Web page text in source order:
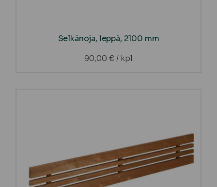
Selkänoja, leppä, 2100 mm
90,00 € / kpl